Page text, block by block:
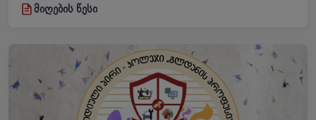
მიღების წესი